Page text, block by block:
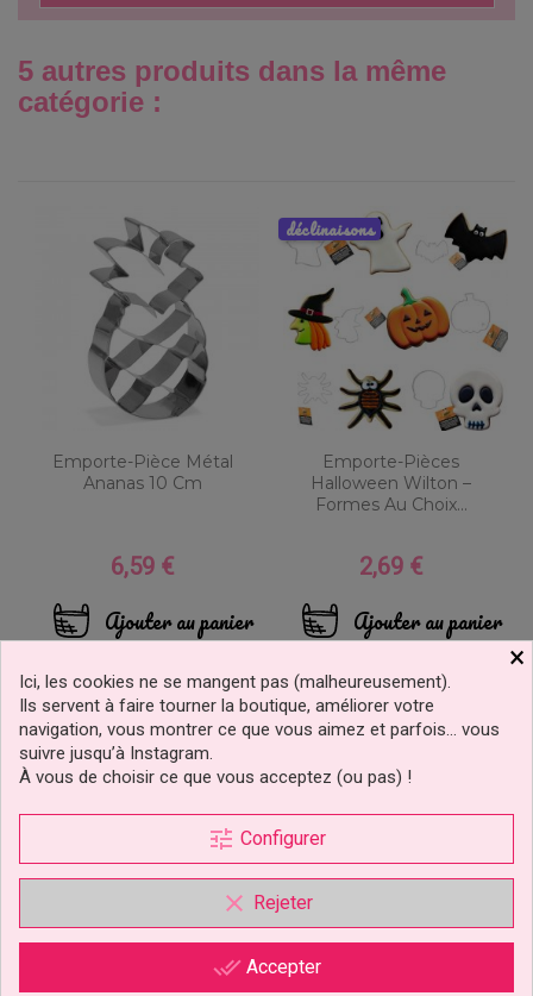
5 autres produits dans la même
catégorie :
Emporte-Pièce Métal
Ananas 10 Cm
Prix
6,59 €
Ajouter au panier
Emporte-Pièces
Halloween Wilton –
Formes Au Choix...
Prix
2,69 €
Ajouter au panier
déclinaisons
×
Ici, les cookies ne se mangent pas (malheureusement).
Ils servent à faire tourner la boutique, améliorer votre
navigation, vous montrer ce que vous aimez et parfois… vous
suivre jusqu’à Instagram.
À vous de choisir ce que vous acceptez (ou pas) !
tune Configurer
clear Rejeter
done_all Accepter